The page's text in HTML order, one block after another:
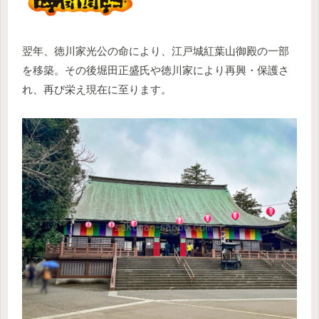
翌年、徳川家光公の命により、江戸城紅葉山御殿の一部
を移築。その後堀田正盛氏や徳川家により再興・保護さ
れ、再び栄え現在に至ります。